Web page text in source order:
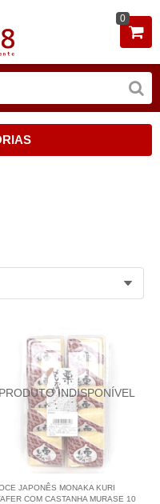
0
JAPONÊS MONAKA KURI
COM CASTANHA MURASE 10